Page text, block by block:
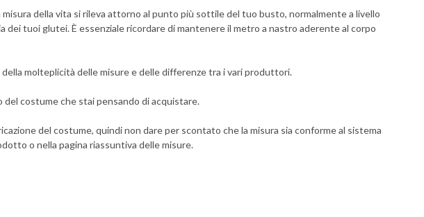
della vita si rileva attorno al punto più sottile del tuo busto, normalmente a livello
dei tuoi glutei. È essenziale ricordare di mantenere il metro a nastro aderente al corpo
molteplicità delle misure e delle differenze tra i vari produttori.
del costume che stai pensando di acquistare.
del costume, quindi non dare per scontato che la misura sia conforme al sistema
o nella pagina riassuntiva delle misure.